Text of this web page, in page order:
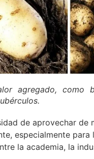
agregado, como
de aprovechar de
especialmente
la academia, la